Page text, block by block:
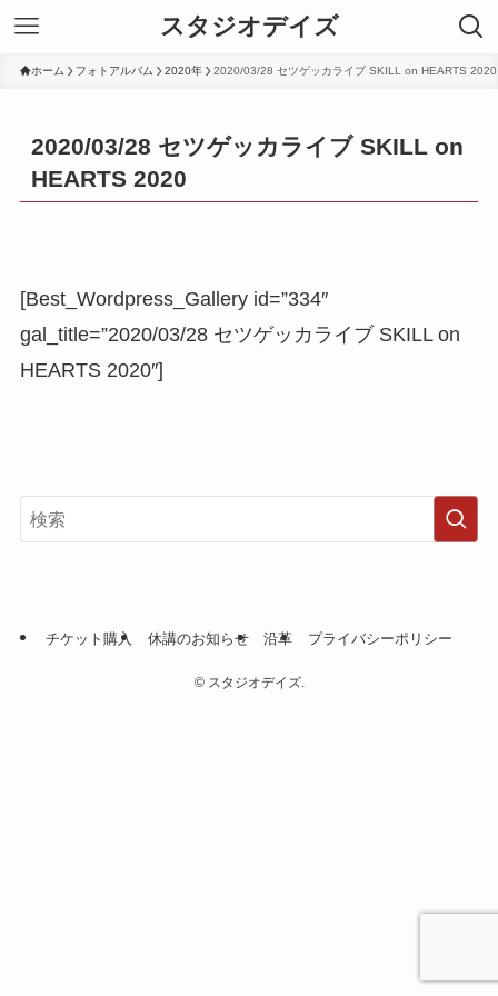
スタジオデイズ
ホーム フォトアルバム 2020年 2020/03/28 セツゲッカライブ SKILL on HEARTS 2020
2020/03/28 セツゲッカライブ SKILL on
HEARTS 2020
[Best_Wordpress_Gallery id=”334″
gal_title=”2020/03/28 セツゲッカライブ SKILL on
HEARTS 2020″]
チケット購入 休講のお知らせ 沿革 プライバシーポリシー
©スタジオデイズ.